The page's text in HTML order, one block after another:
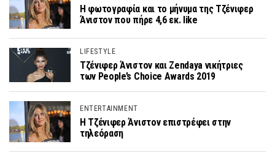
Η φωτογραφία και το μήνυμα της Τζένιφερ
Άνιστον που πήρε 4,6 εκ. like
LIFESTYLE
Τζένιφερ Άνιστον και Zendaya νικήτριες
των People’s Choice Awards 2019
ENTERTAINMENT
Η Τζένιφερ Άνιστον επιστρέφει στην
τηλεόραση